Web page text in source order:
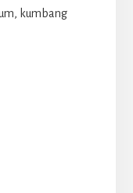
kumbang